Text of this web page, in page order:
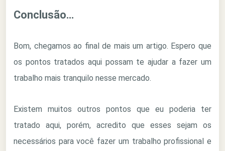
Conclusão…
Bom, chegamos ao final de mais um artigo. Espero que
os pontos tratados aqui possam te ajudar a fazer um
trabalho mais tranquilo nesse mercado.
Existem muitos outros pontos que eu poderia ter
tratado aqui, porém, acredito que esses sejam os
necessários para você fazer um trabalho profissional e